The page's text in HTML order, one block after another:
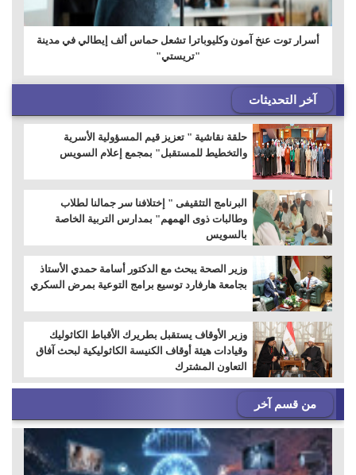
أسرار توت عنخ آمون وكليوباترا تشعل حماس ألف إيطالي في مدينة
"تريستي"
آخر التحديثات
حلقة نقاشية " تعزيز قيم المسؤولية الأسرية
والتخطيط للمستقبل" بمجمع إعلام السويس
البرنامج التثقيفى " إختلافنا سر جمالنا لطلاب
وطالبات ذوى الهمهم" بمدارس التربية الخاصة
بالسويس
وزير الصحة يبحث مع الدكتور أسامة حمدي الأستاذ
بجامعة هارفارد توسيع برامج التوعية بمرض السكري
وزير الأوقاف يستقبل بطريرك الأقباط الكاثوليك
وقيادات هيئة أوقاف الكنيسة الكاثوليكية لبحث آفاق
التعاون المشترك
من قسم آخر